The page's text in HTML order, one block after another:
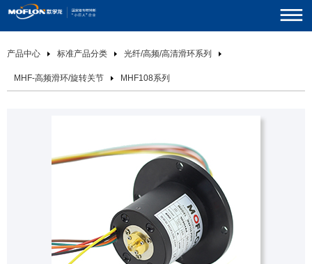
产品中心 标准产品分类 光纤/高频/高清滑环系列
MHF-高频滑环/旋转关节 MHF108系列